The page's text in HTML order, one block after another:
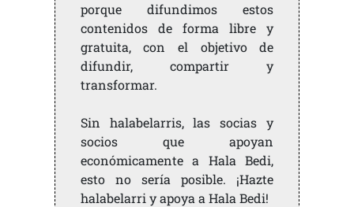
porque difundimos estos
contenidos de forma libre y
gratuita, con el objetivo de
difundir, compartir y
transformar.
Sin halabelarris, las socias y
socios que apoyan
económicamente a Hala Bedi,
esto no sería posible. ¡Hazte
halabelarri y apoya a Hala Bedi!